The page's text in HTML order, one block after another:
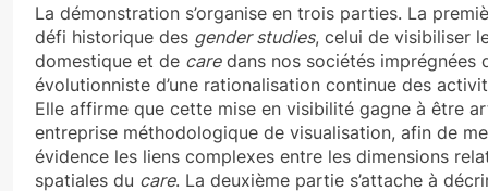
La démonstration s’organise en trois parties. La
défi historique des gender studies, celui de visibiliser
domestique et de caredans nos sociétés imprégnées
évolutionniste d’une rationalisation continue des
Elle affirme que cette mise en visibilité gagne à être
entreprise méthodologique de visualisation, afin de
évidence les liens complexes entre les dimensions
spatiales du care. La deuxième partie s’attache à